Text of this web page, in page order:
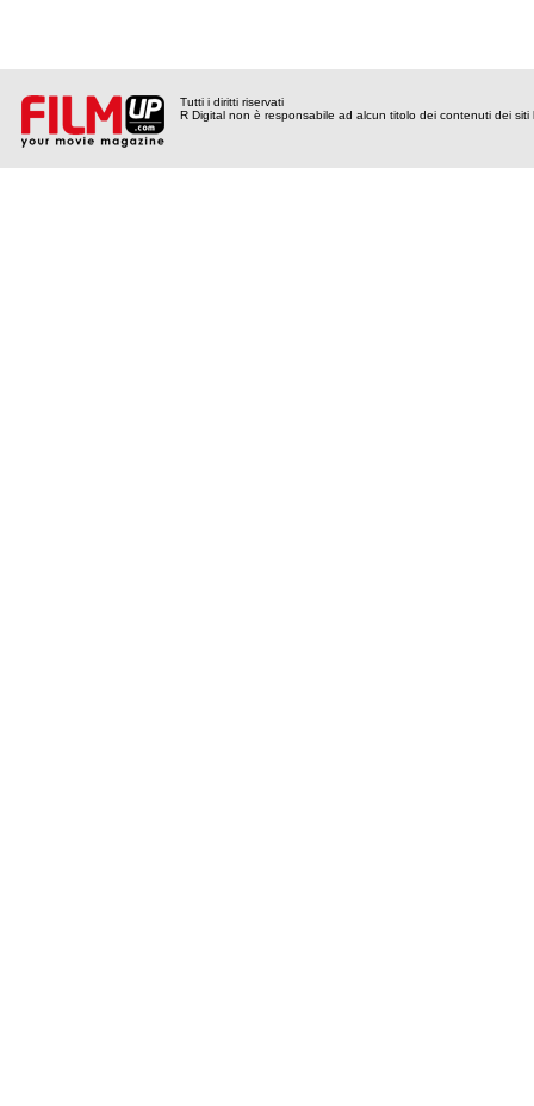
Tutti i diritti riservati
R Digital non è responsabile ad alcun titolo dei contenuti dei siti